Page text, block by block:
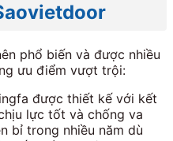
phổ biến và được nhiều
ưu điểm vượt trội:
được thiết kế với kết
lực tốt và chống va
bỉ trong nhiều năm dù